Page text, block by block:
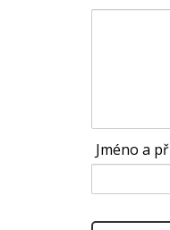
Jméno a